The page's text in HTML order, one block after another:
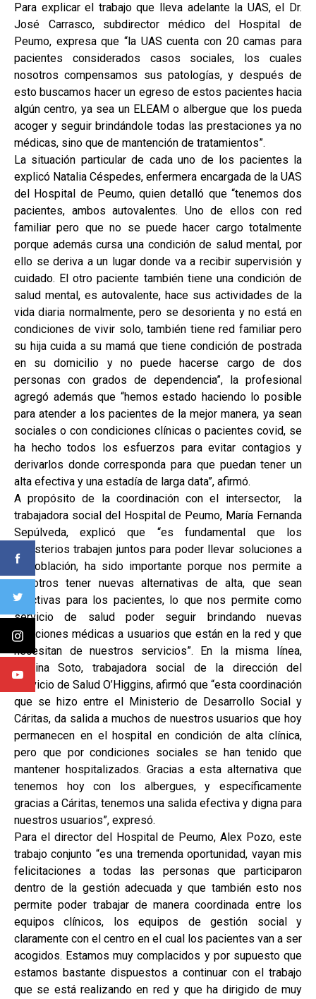
Para explicar el trabajo que lleva adelante la UAS, el Dr.
José Carrasco, subdirector médico del Hospital de
Peumo, expresa que “la UAS cuenta con 20 camas para
pacientes considerados casos sociales, los cuales
nosotros compensamos sus patologías, y después de
esto buscamos hacer un egreso de estos pacientes hacia
algún centro, ya sea un ELEAM o albergue que los pueda
acoger y seguir brindándole todas las prestaciones ya no
médicas, sino que de mantención de tratamientos”.
La situación particular de cada uno de los pacientes la
explicó Natalia Céspedes, enfermera encargada de la UAS
del Hospital de Peumo, quien detalló que “tenemos dos
pacientes, ambos autovalentes. Uno de ellos con red
familiar pero que no se puede hacer cargo totalmente
porque además cursa una condición de salud mental, por
ello se deriva a un lugar donde va a recibir supervisión y
cuidado. El otro paciente también tiene una condición de
salud mental, es autovalente, hace sus actividades de la
vida diaria normalmente, pero se desorienta y no está en
condiciones de vivir solo, también tiene red familiar pero
su hija cuida a su mamá que tiene condición de postrada
en su domicilio y no puede hacerse cargo de dos
personas con grados de dependencia”, la profesional
agregó además que “hemos estado haciendo lo posible
para atender a los pacientes de la mejor manera, ya sean
sociales o con condiciones clínicas o pacientes covid, se
ha hecho todos los esfuerzos para evitar contagios y
derivarlos donde corresponda para que puedan tener un
alta efectiva y una estadía de larga data”, afirmó.
A propósito de la coordinación con el intersector, la
trabajadora social del Hospital de Peumo, María Fernanda
Sepúlveda, explicó que “es fundamental que los
ministerios trabajen juntos para poder llevar soluciones a
la población, ha sido importante porque nos permite a
nosotros tener nuevas alternativas de alta, que sean
efectivas para los pacientes, lo que nos permite como
servicio de salud poder seguir brindando nuevas
atenciones médicas a usuarios que están en la red y que
necesitan de nuestros servicios”. En la misma línea,
Gianina Soto, trabajadora social de la dirección del
Servicio de Salud O’Higgins, afirmó que “esta coordinación
que se hizo entre el Ministerio de Desarrollo Social y
Cáritas, da salida a muchos de nuestros usuarios que hoy
permanecen en el hospital en condición de alta clínica,
pero que por condiciones sociales se han tenido que
mantener hospitalizados. Gracias a esta alternativa que
tenemos hoy con los albergues, y específicamente
gracias a Cáritas, tenemos una salida efectiva y digna para
nuestros usuarios”, expresó.
Para el director del Hospital de Peumo, Alex Pozo, este
trabajo conjunto “es una tremenda oportunidad, vayan mis
felicitaciones a todas las personas que participaron
dentro de la gestión adecuada y que también esto nos
permite poder trabajar de manera coordinada entre los
equipos clínicos, los equipos de gestión social y
claramente con el centro en el cual los pacientes van a ser
acogidos. Estamos muy complacidos y por supuesto que
estamos bastante dispuestos a continuar con el trabajo
que se está realizando en red y que ha dirigido de muy